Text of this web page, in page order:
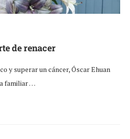
de renacer
y superar un cáncer, Óscar Ehuan
familiar …